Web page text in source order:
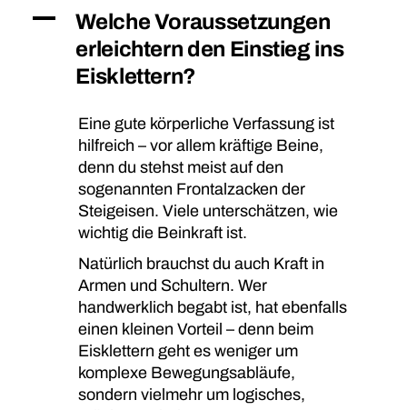
A
Welche Voraussetzungen
erleichtern den Einstieg ins
Eisklettern?
Eine gute körperliche Verfassung ist
hilfreich – vor allem kräftige Beine,
denn du stehst meist auf den
sogenannten Frontalzacken der
Steigeisen. Viele unterschätzen, wie
wichtig die Beinkraft ist.
Natürlich brauchst du auch Kraft in
Armen und Schultern. Wer
handwerklich begabt ist, hat ebenfalls
einen kleinen Vorteil – denn beim
Eisklettern geht es weniger um
komplexe Bewegungsabläufe,
sondern vielmehr um logisches,